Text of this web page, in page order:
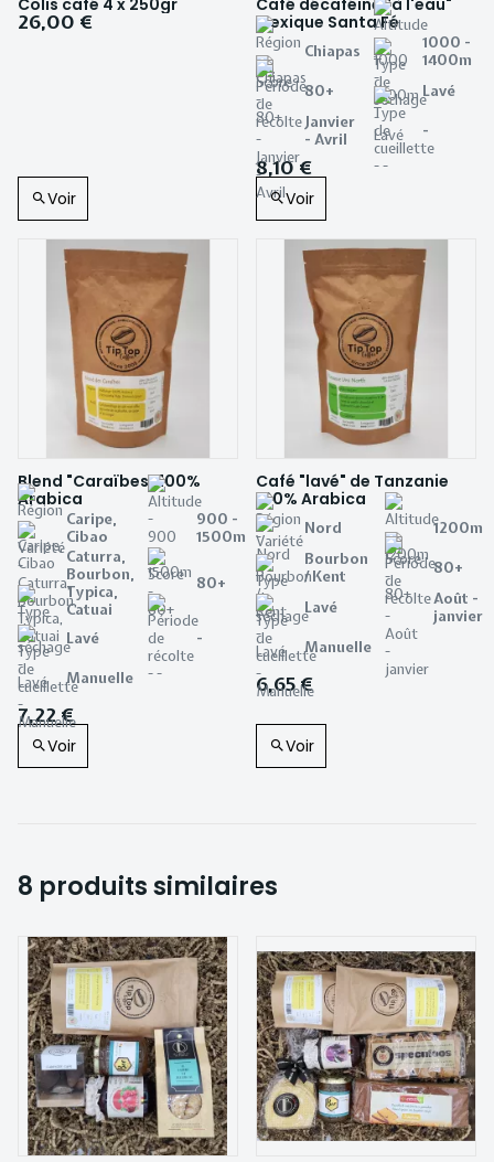
Colis café 4 x 250gr
26,00 €
Voir
Café décaféiné "à l'eau"
Mexique Santa Fé
Chiapas
1000 -
1400m
80+
Lavé
Janvier
- Avril
-
8,10 €
Voir
Blend "Caraïbes" 100%
Arabica
Caripe,
Cibao
900 -
1500m
Caturra,
Bourbon,
Typica,
Catuai
80+
Lavé
-
Manuelle
7,22 €
Voir
Café "lavé" de Tanzanie
100% Arabica
Nord
1200m
Bourbon
/ Kent
80+
Lavé
Août -
janvier
Manuelle
6,65 €
Voir
8 produits similaires